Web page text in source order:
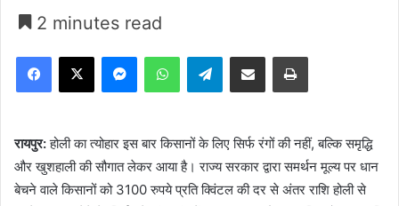
2 minutes read
Facebook
X MessengerWhatsAppTelegramShare via Email Print
रायपुर:होली का त्योहार इस बार किसानों के लिए सिर्फ रंगों की नहीं, बल्कि समृद्धि
और खुशहाली की सौगात लेकर आया है। राज्य सरकार द्वारा समर्थन मूल्य पर धान
बेचने वाले किसानों को 3100 रुपये प्रति क्विंटल की दर से अंतर राशि होली से